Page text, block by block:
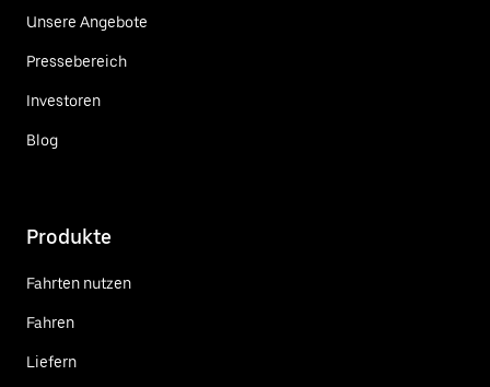
Unsere Angebote
Pressebereich
Investoren
Blog
Produkte
Fahrten nutzen
Fahren
Liefern